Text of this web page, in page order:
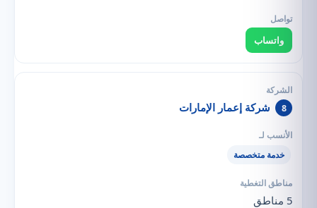
واتساب
8 شركة إعمار الإمارات
خدمة متخصصة
5 مناطق